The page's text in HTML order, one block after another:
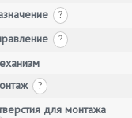
?
?
?
для монтажа